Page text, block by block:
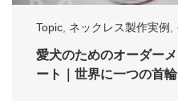
Topic ネックレス製作実例
愛犬のためのオーダー
ート｜世界に一つの首